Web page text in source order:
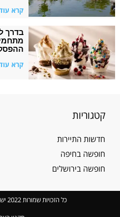
קרא
קרא
קטגוריות
חדשות התיירות
חופשה בחיפה
חופשה בירושלים
כל הזכויות שמורות 2022 ישראלינג Israeling